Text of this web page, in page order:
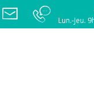
Lun.-Jeu.